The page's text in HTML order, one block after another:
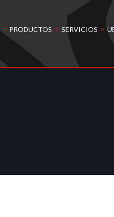
PRODUCTOS SERVICIOS